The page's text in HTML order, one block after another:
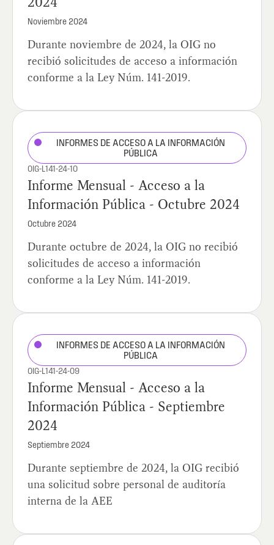
Noviembre 2024
Durante noviembre de 2024, la OIG no
recibió solicitudes de acceso a información
conforme a la Ley Núm. 141-2019.
INFORMES DE ACCESO A LA INFORMACIÓN
PÚBLICA
OIG-L141-24-10
Informe Mensual - Acceso a la
Información Pública - Octubre 2024
Octubre 2024
Durante octubre de 2024, la OIG no recibió
solicitudes de acceso a información
conforme a la Ley Núm. 141-2019.
INFORMES DE ACCESO A LA INFORMACIÓN
PÚBLICA
OIG-L141-24-09
Informe Mensual - Acceso a la
Información Pública - Septiembre
2024
Septiembre 2024
Durante septiembre de 2024, la OIG recibió
una solicitud sobre personal de auditoría
interna de la AEE